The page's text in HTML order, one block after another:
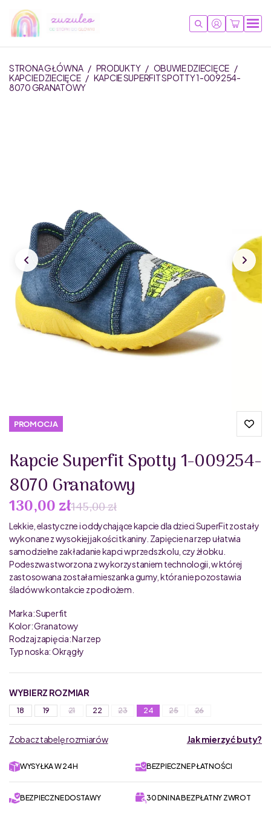
STRONA GŁÓWNA / PRODUKTY / OBUWIE DZIECIĘCE /
KAPCIE DZIECIĘCE / KAPCIE SUPERFIT SPOTTY 1-009254-
8070 GRANATOWY
PROMOCJA
Kapcie Superfit Spotty 1-009254-
8070 Granatowy
130,00 zł145,00 zł
Lekkie, elastyczne i oddychające kapcie dla dzieci SuperFit zostały
wykonane z wysokiej jakości tkaniny. Zapięcie na rzep ułatwia
samodzielne zakładanie kapci w przedszkolu, czy żłobku.
Podeszwa stworzona z wykorzystaniem technologii, w której
zastosowana została mieszanka gumy, która nie pozostawia
śladów w kontakcie z podłożem.
Marka: Superfit
Kolor: Granatowy
Rodzaj zapięcia: Na rzep
Typ noska: Okrągły
WYBIERZ ROZMIAR
18 19 21 22 23 24 25 26
Zobacz tabelę rozmiarów Jak mierzyć buty?
WYSYŁKA W 24H BEZPIECZNE PŁATNOŚCI
BEZPIECZNE DOSTAWY 30 DNI NA BEZPŁATNY ZWROT